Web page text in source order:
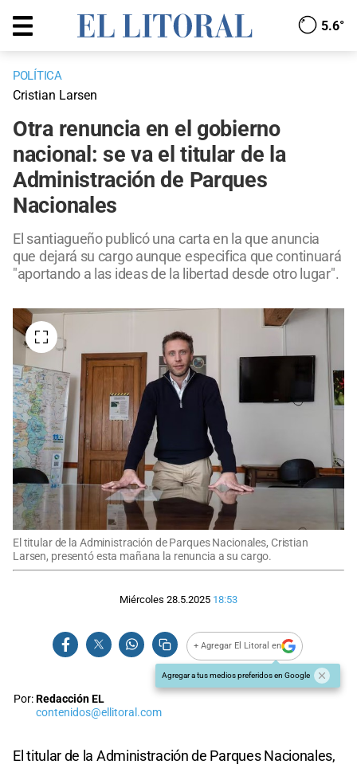
5.6°
POLÍTICA
Cristian Larsen
Otra renuncia en el gobierno
nacional: se va el titular de la
Administración de Parques
Nacionales
El santiagueño publicó una carta en la que anuncia
que dejará su cargo aunque especifica que continuará
"aportando a las ideas de la libertad desde otro lugar".
El titular de la Administración de Parques Nacionales, Cristian
Larsen, presentó esta mañana la renuncia a su cargo.
Miércoles 28.5.2025 18:53
+ Agregar El Litoral en
Agregar a tus medios preferidos en Google
Por:Redacción EL
contenidos@ellitoral.com
El titular de la Administración de Parques Nacionales,